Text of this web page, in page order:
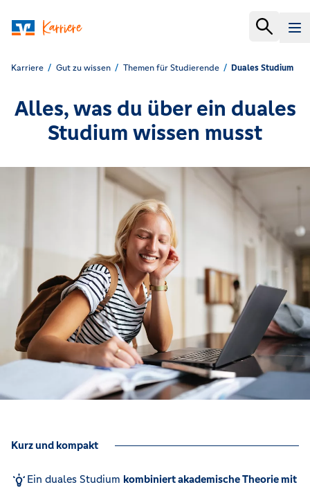
Karriere Gut zu wissen Themen für Studierende Duales Studium
Alles, was du über ein duales
Studium wissen musst
Kurz und kompakt
Ein duales Studium kombiniert akademische Theorie mit